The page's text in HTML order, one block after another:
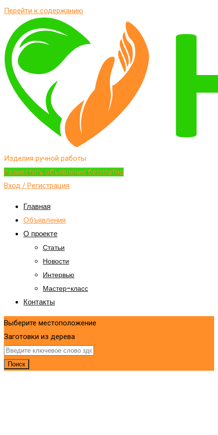
Перейти к содержанию
Изделия ручной работы
Разместить объявление бесплатно
Вход / Регистрация
Главная
Объявления
О проекте
Статьи
Новости
Интервью
Мастер-класс
Контакты
Выберите местоположение
Заготовки из дерева
Поиск